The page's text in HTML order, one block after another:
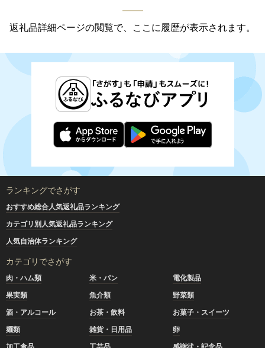
返礼品詳細ページの閲覧で、ここに履歴が表示されます。
ランキングでさがす
おすすめ総合人気返礼品ランキング
カテゴリ別人気返礼品ランキング
人気自治体ランキング
カテゴリでさがす
肉・ハム類 米・パン
電化製品
果実類
魚介類
野菜類
酒・アルコール
お茶・飲料
お菓子・スイーツ
麺類
雑貨・日用品
卵